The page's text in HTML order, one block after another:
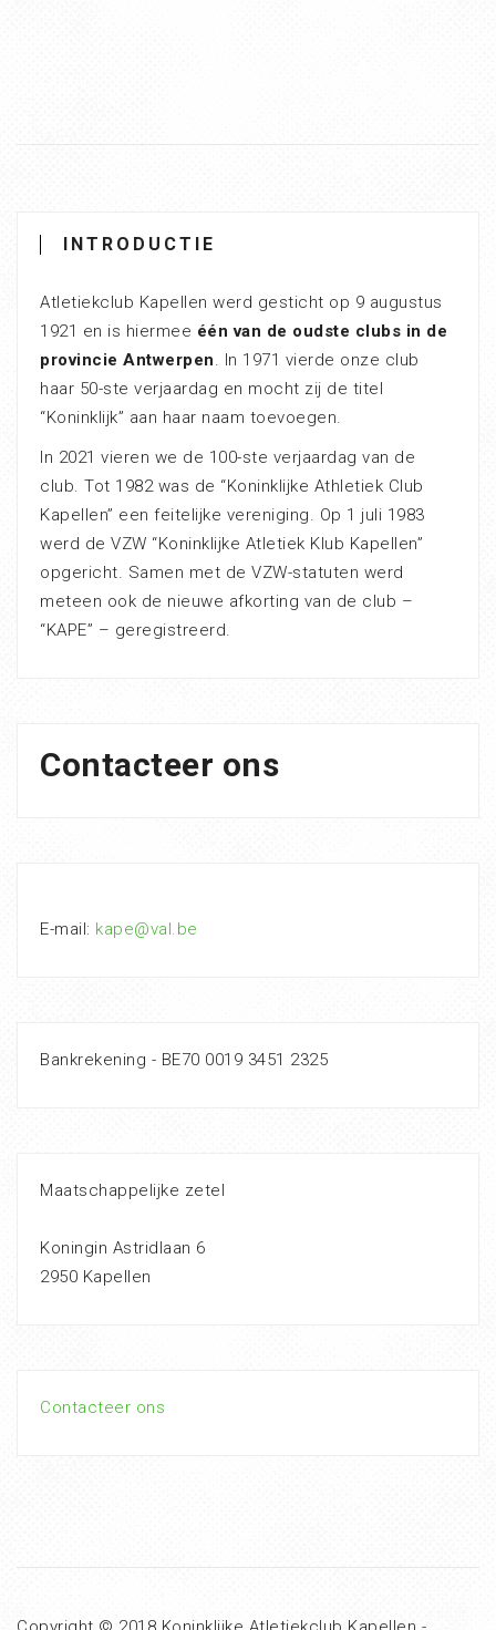
INTRODUCTIE
Atletiekclub Kapellen werd gesticht op 9 augustus
1921 en is hiermee één van de oudste clubs in de
provincie Antwerpen . In 1971 vierde onze club
haar 50-ste verjaardag en mocht zij de titel
“Koninklijk” aan haar naam toevoegen.
In 2021 vieren we de 100-ste verjaardag van de
club. Tot 1982 was de “Koninklijke Athletiek Club
Kapellen” een feitelijke vereniging. Op 1 juli 1983
werd de VZW “Koninklijke Atletiek Klub Kapellen”
opgericht. Samen met de VZW-statuten werd
meteen ook de nieuwe afkorting van de club –
“KAPE” – geregistreerd.
Contacteer ons
E-mail: kape@val.be
Bankrekening - BE70 0019 3451 2325
Maatschappelijke zetel
Koningin Astridlaan 6
2950 Kapellen
Contacteer ons